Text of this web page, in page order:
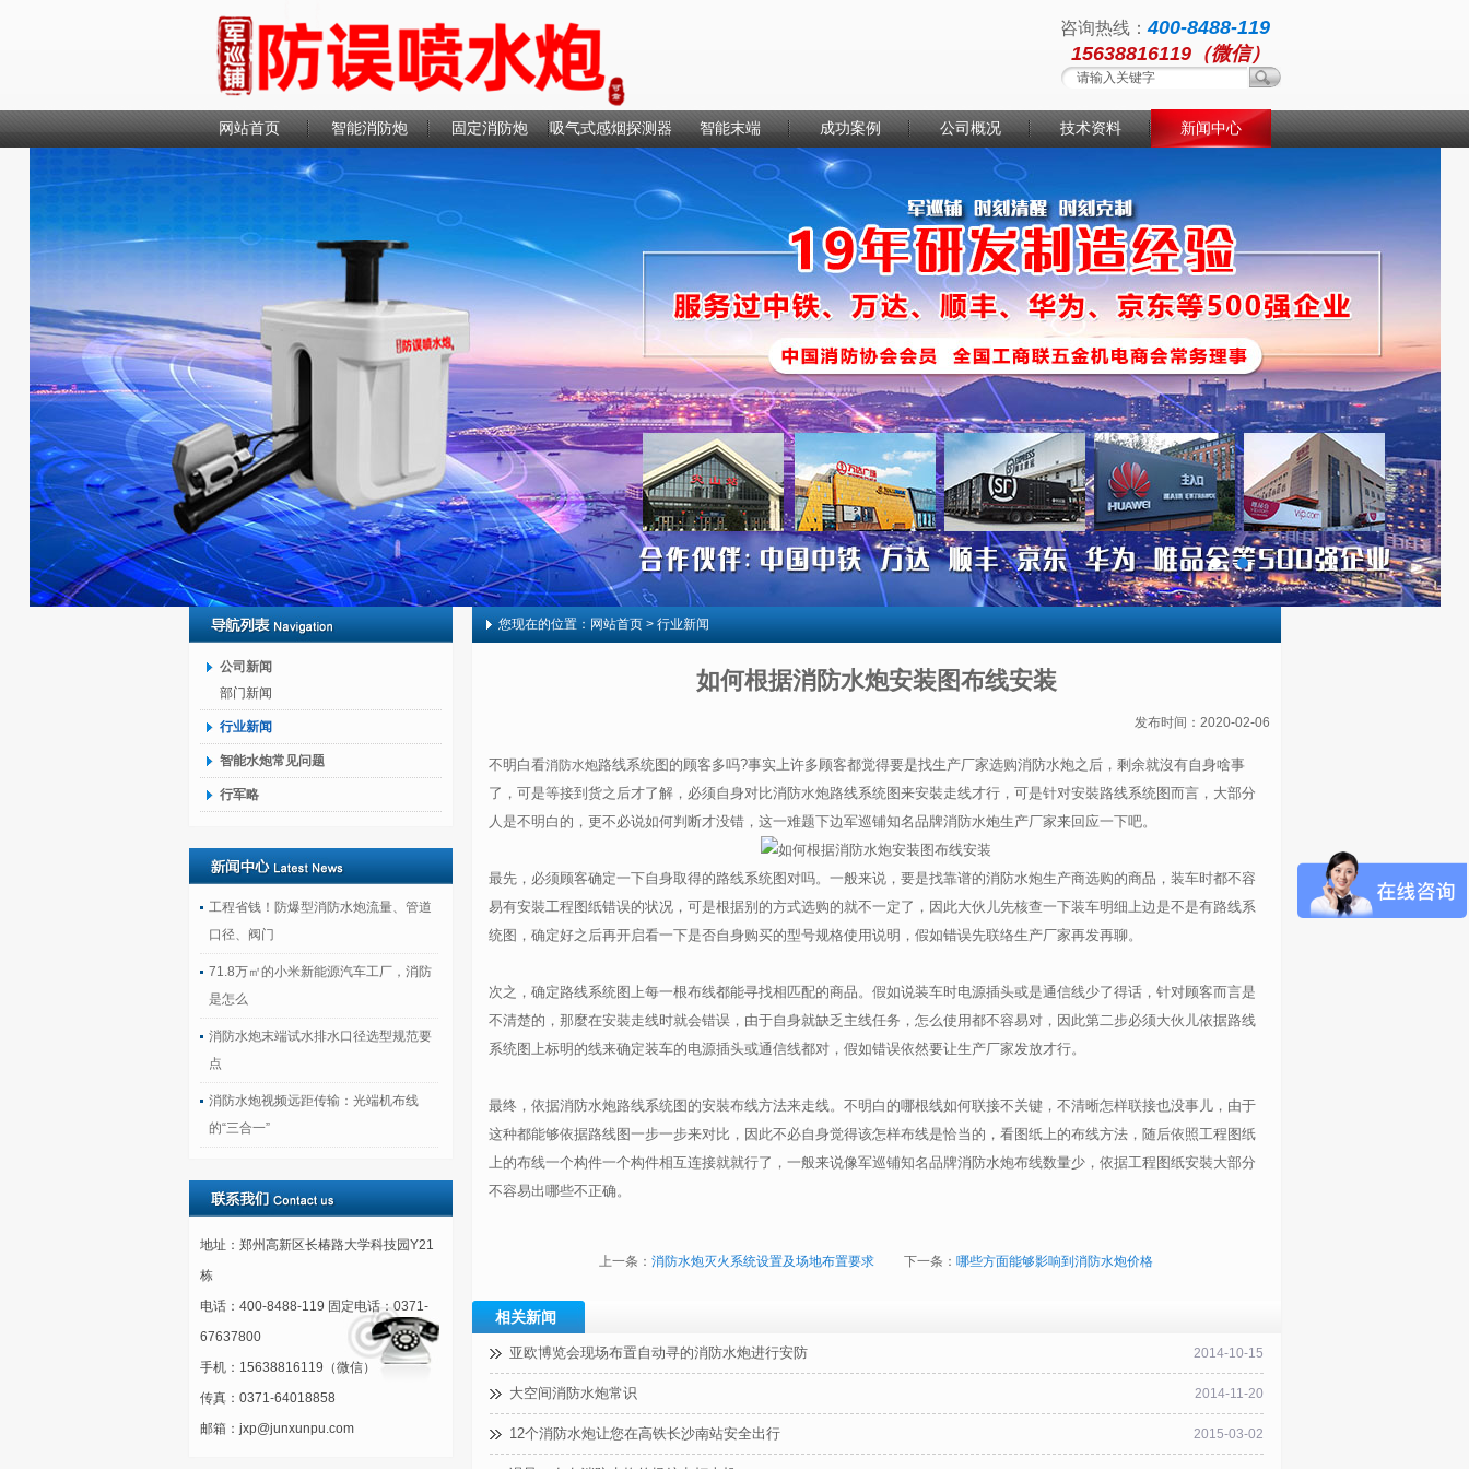
咨询热线：400-8488-119
15638816119（微信）
网站首页 智能消防炮 固定消防炮 吸气式感烟探测器 智能末端 成功案例 公司概况 技术资料 新闻中心
联系我们
公司新闻
部门新闻
行业新闻
智能水炮常见问题
行军略
工程省钱！防爆型消防水炮流量、管道
口径、阀门
71.8万㎡的小米新能源汽车工厂，消防
是怎么
消防水炮末端试水排水口径选型规范要
点
消防水炮视频远距传输：光端机布线
的“三合一”
地址：郑州高新区长椿路大学科技园Y21
栋
电话：400-8488-119 固定电话：0371-
67637800
手机：15638816119（微信）
传真：0371-64018858
邮箱：jxp@junxunpu.com
您现在的位置： 网站首页> 行业新闻
如何根据消防水炮安装图布线安装
发布时间：2020-02-06
不明白看消防水炮路线系统图的顾客多吗?事实上许多顾客都觉得要是找生产厂家选购消防水炮之后，剩余就沒有自身啥事
了，可是等接到货之后才了解，必须自身对比消防水炮路线系统图来安裝走线才行，可是针对安裝路线系统图而言，大部分
人是不明白的，更不必说如何判断才没错，这一难题下边军巡铺知名品牌消防水炮生产厂家来回应一下吧。
最先，必须顾客确定一下自身取得的路线系统图对吗。一般来说，要是找靠谱的消防水炮生产商选购的商品，装车时都不容
易有安裝工程图纸错误的状况，可是根据别的方式选购的就不一定了，因此大伙儿先核查一下装车明细上边是不是有路线系
统图，确定好之后再开启看一下是否自身购买的型号规格使用说明，假如错误先联络生产厂家再发再聊。
次之，确定路线系统图上每一根布线都能寻找相匹配的商品。假如说装车时电源插头或是通信线少了得话，针对顾客而言是
不清楚的，那麼在安裝走线时就会错误，由于自身就缺乏主线任务，怎么使用都不容易对，因此第二步必须大伙儿依据路线
系统图上标明的线来确定装车的电源插头或通信线都对，假如错误依然要让生产厂家发放才行。
最终，依据消防水炮路线系统图的安裝布线方法来走线。不明白的哪根线如何联接不关键，不清晰怎样联接也没事儿，由于
这种都能够依据路线图一步一步来对比，因此不必自身觉得该怎样布线是恰当的，看图纸上的布线方法，随后依照工程图纸
上的布线一个构件一个构件相互连接就就行了，一般来说像军巡铺知名品牌消防水炮布线数量少，依据工程图纸安裝大部分
不容易出哪些不正确。
上一条： 消防水炮灭火系统设置及场地布置要求 下一条： 哪些方面能够影响到消防水炮价格
相关新闻
2014-10-15
亚欧博览会现场布置自动寻的消防水炮进行安防
2014-11-20
大空间消防水炮常识
2015-03-02
12个消防水炮让您在高铁长沙南站安全出行